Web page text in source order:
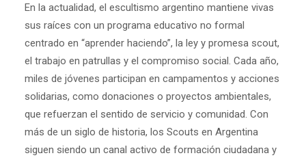
En la actualidad, el escultismo argentino mantiene vivas
sus raíces con un programa educativo no formal
centrado en “aprender haciendo”, la ley y promesa scout,
el trabajo en patrullas y el compromiso social. Cada año,
miles de jóvenes participan en campamentos y acciones
solidarias, como donaciones o proyectos ambientales,
que refuerzan el sentido de servicio y comunidad. Con
más de un siglo de historia, los Scouts en Argentina
siguen siendo un canal activo de formación ciudadana y